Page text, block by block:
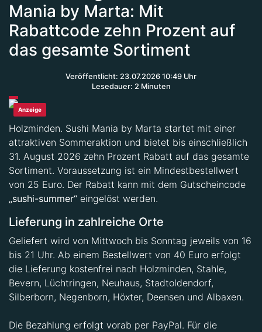
Mania by Marta: Mit
Rabattcode zehn Prozent auf
das gesamte Sortiment
Veröffentlicht: 23.07.2026 10:49 Uhr
Lesedauer: 2 Minuten
Anzeige
Holzminden. Sushi Mania by Marta startet mit einer
attraktiven Sommeraktion und bietet bis einschließlich
31. August 2026 zehn Prozent Rabatt auf das gesamte
Sortiment. Voraussetzung ist ein Mindestbestellwert
von 25 Euro. Der Rabatt kann mit dem Gutscheincode
„sushi-summer“ eingelöst werden.
Lieferung in zahlreiche Orte
Geliefert wird von Mittwoch bis Sonntag jeweils von 16
bis 21 Uhr. Ab einem Bestellwert von 40 Euro erfolgt
die Lieferung kostenfrei nach Holzminden, Stahle,
Bevern, Lüchtringen, Neuhaus, Stadtoldendorf,
Silberborn, Negenborn, Höxter, Deensen und Albaxen.
Die Bezahlung erfolgt vorab per PayPal. Für die